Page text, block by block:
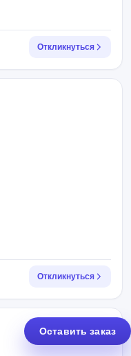
Откликнуться
Откликнуться
Оставить заказ